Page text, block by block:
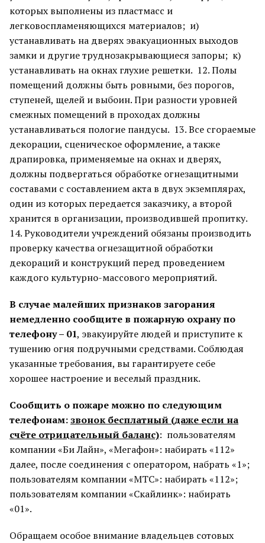
которых выполнены из пластмасс и
легковоспламеняющихся материалов; и)
устанавливать на дверях эвакуационных выходов
замки и другие труднозакрывающиеся запоры; к)
устанавливать на окнах глухие решетки. 12. Полы
помещений должны быть ровными, без порогов,
ступеней, щелей и выбоин. При разности уровней
смежных помещений в проходах должны
устанавливаться пологие пандусы. 13. Все сгораемые
декорации, сценическое оформление, а также
драпировка, применяемые на окнах и дверях,
должны подвергаться обработке огнезащитными
составами с составлением акта в двух экземплярах,
один из которых передается заказчику, а второй
хранится в организации, производившей пропитку.
14. Руководители учреждений обязаны производить
проверку качества огнезащитной обработки
декораций и конструкций перед проведением
каждого культурно-массового мероприятий.
В случае малейших признаков загорания
немедленно сообщите в пожарную охрану по
телефону – 01, эвакуируйте людей и приступите к
тушению огня подручными средствами. Соблюдая
указанные требования, вы гарантируете себе
хорошее настроение и веселый праздник.
Сообщить о пожаре можно по следующим
телефонам:звонок бесплатный (даже если на
счёте отрицательный баланс): пользователям
компании «Би Лайн», «Мегафон»: набирать «112»
далее, после соединения с оператором, набрать «1»;
пользователям компании «МТС»: набирать «112»;
пользователям компании «Скайлинк»: набирать
«01».
Обращаем особое внимание владельцев сотовых